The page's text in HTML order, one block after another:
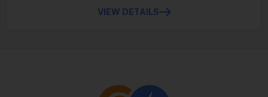
VIEW DETAILS